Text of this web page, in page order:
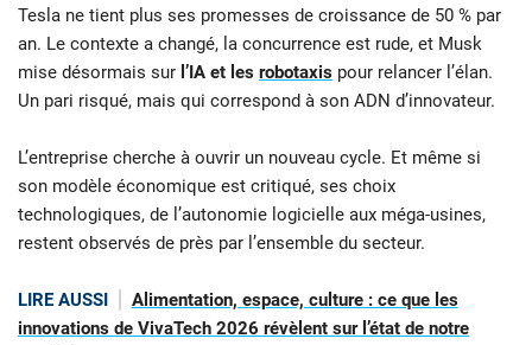
Tesla ne tient plus ses promesses de croissance de 50 % par
an. Le contexte a changé, la concurrence est rude, et Musk
mise désormais sur l’IA et les robotaxis pour relancer l’élan.
Un pari risqué, mais qui correspond à son ADN d’innovateur.
L’entreprise cherche à ouvrir un nouveau cycle. Et même si
son modèle économique est critiqué, ses choix
technologiques, de l’autonomie logicielle aux méga-usines,
restent observés de près par l’ensemble du secteur.
LIRE AUSSI
Alimentation, espace, culture : ce que les
innovations de VivaTech 2026 révèlent sur l’état de notre